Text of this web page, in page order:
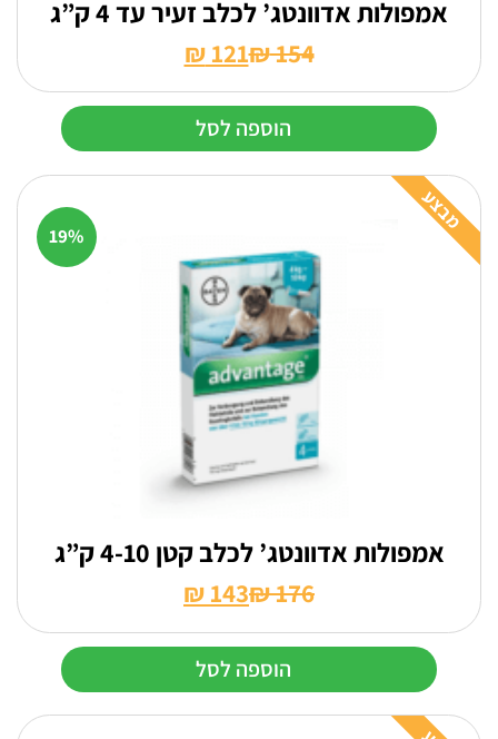
אמפולות אדוונטג’ לכלב זעיר עד 4 ק”ג
₪154 המחיר
המקורי
היה:
₪121
המחיר
הנוכחי
הוא:
הוספה לסל
מבצע
19%
אמפולות אדוונטג’ לכלב קטן 4-10 ק”ג
₪176 המחיר
המקורי
היה:
₪ 143
המחיר
הנוכחי
הוא:
הוספה לסל